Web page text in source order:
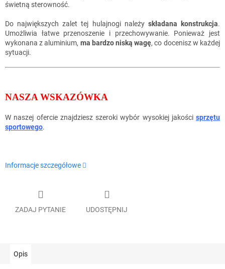
świetną sterowność.
Do największych zalet tej hulajnogi należy składana konstrukcja.
Umożliwia łatwe przenoszenie i przechowywanie. Ponieważ jest
wykonana z aluminium, ma bardzo niską wagę, co docenisz w każdej
sytuacji.
NASZA WSKAZÓWKA
W naszej ofercie znajdziesz szeroki wybór wysokiej jakości sprzętu
sportowego.
Informacje szczegółowe
ZADAJ PYTANIE UDOSTĘPNIJ
Opis